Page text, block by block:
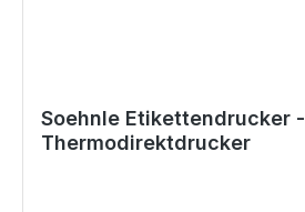
Soehnle Etikettendrucker -
Thermodirektdrucker